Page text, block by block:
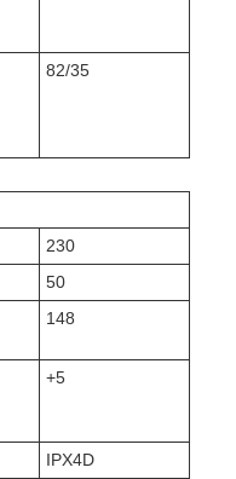
82/35
230
50
148
+5
IPX4D